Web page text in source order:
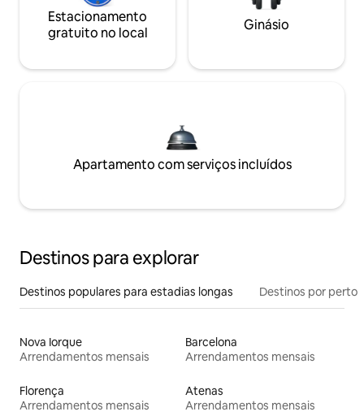
Estacionamento
gratuito no local
Ginásio
Apartamento com serviços incluídos
Destinos para explorar
Destinos populares para estadias longas Destinos por perto
Nova Iorque
Arrendamentos mensais
Barcelona
Arrendamentos mensais
Florença
Arrendamentos mensais
Atenas
Arrendamentos mensais